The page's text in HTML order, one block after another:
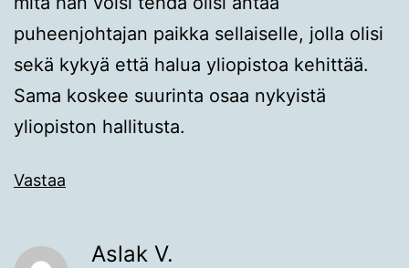
puheenjohtajan paikka sellaiselle, jolla olisi
sekä kykyä että halua yliopistoa kehittää.
Sama koskee suurinta osaa nykyistä
yliopiston hallitusta.
Vastaa
Aslak V.